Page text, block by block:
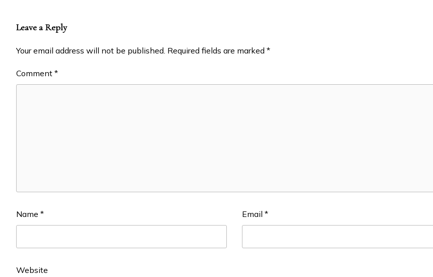
Leave a Reply
Your email address will not be published. Required fields are marked *
Comment *
Name * Email *
Website